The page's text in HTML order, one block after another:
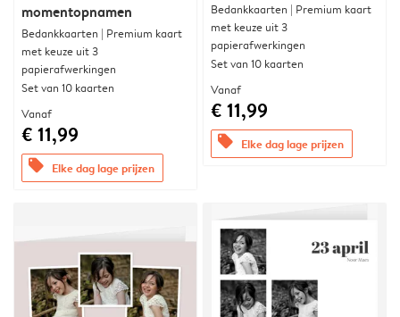
momentopnamen
Bedankkaarten | Premium kaart
met keuze uit 3
papierafwerkingen
Set van 10 kaarten
Vanaf
€ 11,99
offers Elke dag lage prijzen
Bedankkaarten | Premium kaart
met keuze uit 3
papierafwerkingen
Set van 10 kaarten
Vanaf
€ 11,99
offers Elke dag lage prijzen